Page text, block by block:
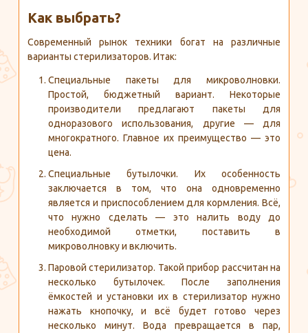
Как выбрать?
Современный рынок техники богат на различные
варианты стерилизаторов. Итак:
Специальные пакеты для микроволновки.
Простой, бюджетный вариант. Некоторые
производители предлагают пакеты для
одноразового использования, другие — для
многократного. Главное их преимущество — это
цена.
Специальные бутылочки. Их особенность
заключается в том, что она одновременно
является и приспособлением для кормления. Всё,
что нужно сделать — это налить воду до
необходимой отметки, поставить в
микроволновку и включить.
Паровой стерилизатор. Такой прибор рассчитан на
несколько бутылочек. После заполнения
ёмкостей и установки их в стерилизатор нужно
нажать кнопочку, и всё будет готово через
несколько минут. Вода превращается в пар,